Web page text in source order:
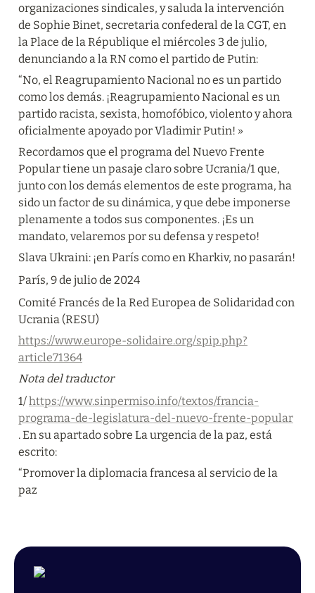
organizaciones sindicales, y saluda la intervención
de Sophie Binet, secretaria confederal de la CGT, en
la Place de la République el miércoles 3 de julio,
denunciando a la RN como el partido de Putin:
“No, el Reagrupamiento Nacional no es un partido
como los demás. ¡Reagrupamiento Nacional es un
partido racista, sexista, homofóbico, violento y ahora
oficialmente apoyado por Vladimir Putin! »
Recordamos que el programa del Nuevo Frente
Popular tiene un pasaje claro sobre Ucrania/1 que,
junto con los demás elementos de este programa, ha
sido un factor de su dinámica, y que debe imponerse
plenamente a todos sus componentes. ¡Es un
mandato, velaremos por su defensa y respeto!
Slava Ukraini: ¡en París como en Kharkiv, no pasarán!
París, 9 de julio de 2024
Comité Francés de la Red Europea de Solidaridad con
Ucrania (RESU)
https://www.europe-solidaire.org/spip.php?
article71364
Nota del traductor
1/ https://www.sinpermiso.info/textos/francia-
programa-de-legislatura-del-nuevo-frente-popular
. En su apartado sobre La urgencia de la paz, está
escrito:
“Promover la diplomacia francesa al servicio de la
paz